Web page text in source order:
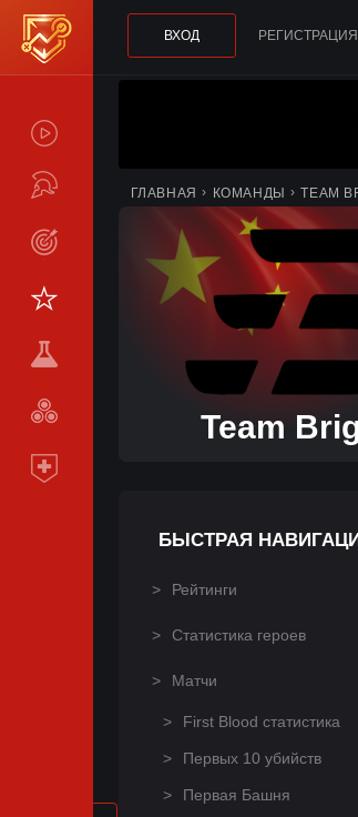
ТУРНИРЫ
LIVE
СТАТИСТИКА
КОМАНДЫ
МЕТА
СРАВНИТЬ
ВХОД РЕГИСТРАЦИЯ
ГЛАВНАЯ КОМАНДЫ TEAM
Team
БЫСТРАЯ
Рейтинги
Статистика героев
Матчи
First Blood статистика
Первых 10 убийств
Первая Башня